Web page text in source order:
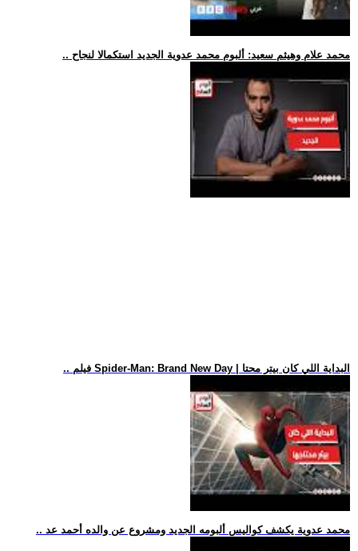
.. محمد علام وهيثم سعيد: ألبوم محمد عدوية الجديد استكمالا لنجاح
.. فيلم Spider-Man: Brand New Day | البداية اللي كان بيتر محتا
.. محمد عدوية يكشف كواليس ألبومه الجديد ومشروع عن والده أحمد عد